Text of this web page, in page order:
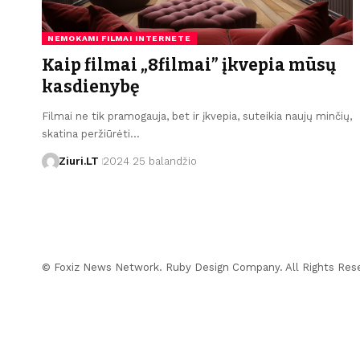
NEMOKAMI FILMAI INTERNETE
Kaip filmai „8filmai” įkvepia mūsų
kasdienybę
Filmai ne tik pramogauja, bet ir įkvepia, suteikia naujų minčių,
skatina peržiūrėti…
Ziuri.LT 2024 25 balandžio
© Foxiz News Network. Ruby Design Company. All Rights